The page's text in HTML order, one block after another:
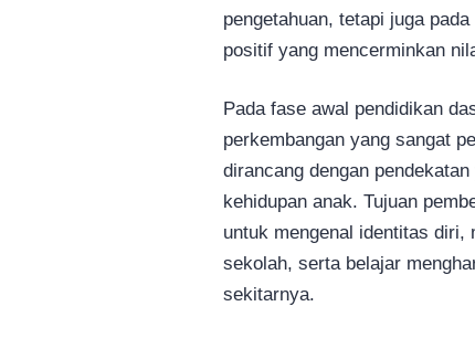
pengetahuan, tetapi juga
positif yang mencerminkan
Pada fase awal pendidikan
perkembangan yang sangat
dirancang dengan
kehidupan anak. Tujuan
untuk mengenal identitas diri,
sekolah, serta belajar
sekitarnya.